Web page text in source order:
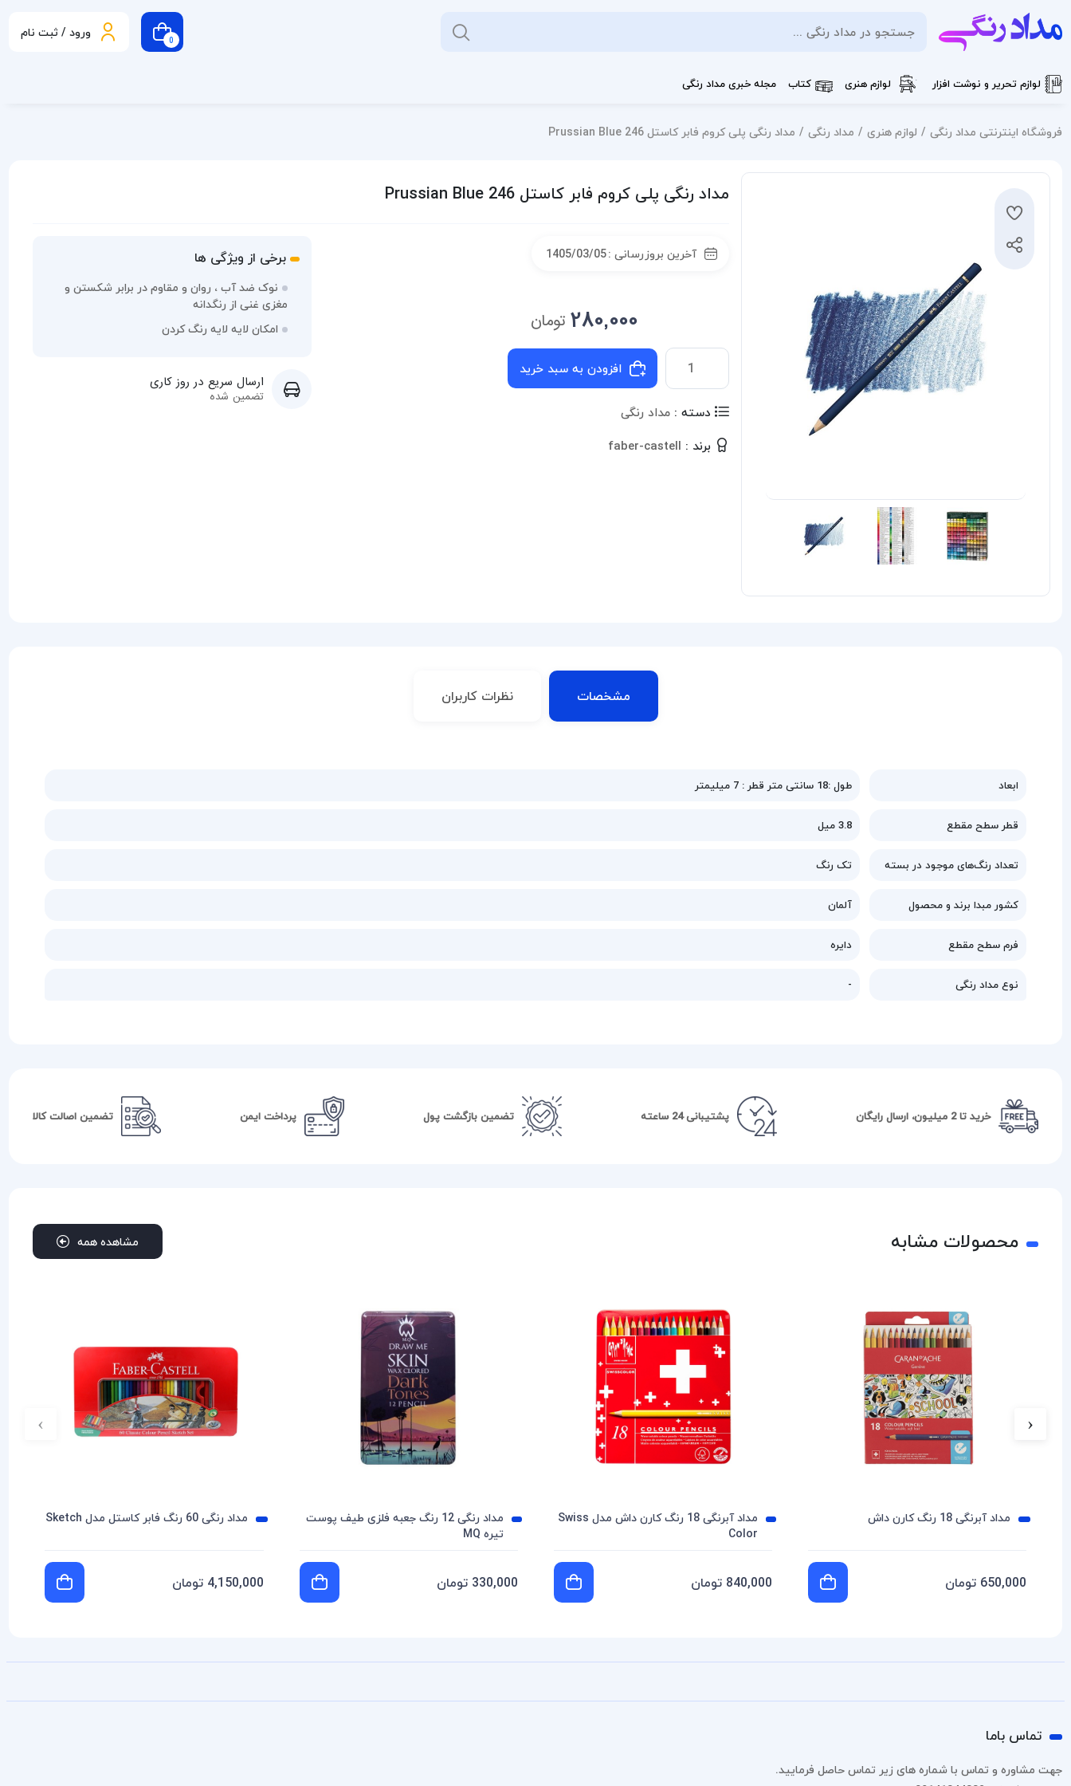
0 ورود / ثبت نام
لوازم تحریر و نوشت افزار لوازم هنری کتاب مجله خبری مداد رنگی
فروشگاه اینترنتی مداد رنگی لوازم هنری مداد رنگی مداد رنگی پلی کروم فابر کاستل Prussian Blue 246
مداد رنگی پلی کروم فابر کاستل Prussian Blue 246
آخرین بروزرسانی :1405/03/05
280,000 تومان
افزودن به سبد خرید
دسته : مداد رنگی
برند : faber-castell
برخی از ویژگی ها
نوک ضد آب ، روان و مقاوم در برابر شکستن و
مغزی غنی از رنگدانه
امکان لایه لایه رنگ کردن
ارسال سریع در روز کاری
تضمین شده
مشخصات نظرات کاربران
ابعاد طول :18 سانتی متر قطر : 7 میلیمتر
قطر سطح مقطع 3.8 میل
تعداد رنگ‌های موجود در بسته تک رنگ
کشور مبدا برند و محصول آلمان
فرم سطح مقطع دایره
نوع مداد رنگی -
خرید تا 2 میلیون، ارسال رایگان پشتیبانی 24 ساعته تضمین بازگشت پول پرداخت ایمن تضمین اصالت کالا
محصولات مشابه مشاهده همه
مداد آبرنگی 18 رنگ کارن داش
650,000 تومان
مداد آبرنگی 18 رنگ کارن داش مدل Swiss
Color
840,000 تومان
مداد رنگی 12 رنگ جعبه فلزی طیف پوست
تیره MQ
330,000 تومان
مداد رنگی 60 رنگ فابر کاستل مدل Sketch
4,150,000 تومان
‹
›
تماس باما
جهت مشاوره و تماس با شماره های زیر تماس حاصل فرمایید.